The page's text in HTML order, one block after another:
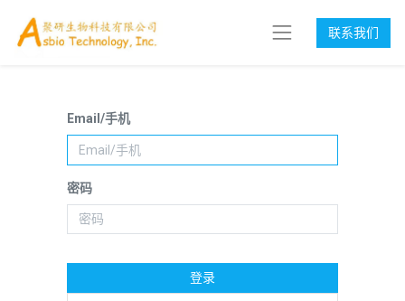
联系我们
Email/手机
密码
登录